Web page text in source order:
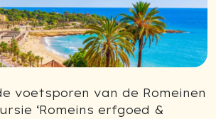
voetsporen van de Romeinen
‘Romeins erfgoed &